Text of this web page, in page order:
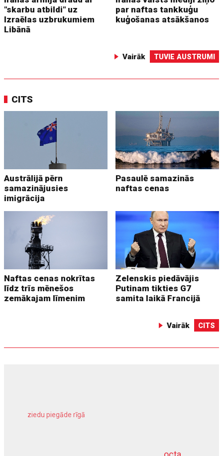
"skarbu atbildi" uz
Izraēlas uzbrukumiem
Libānā
par naftas tankkuģu
kuģošanas atsākšanos
Vairāk TUVIE AUSTRUMI
CITS
Austrālijā pērn
samazinājusies
imigrācija
Pasaulē samazinās
naftas cenas
Naftas cenas nokrītas
līdz trīs mēnešos
zemākajam līmenim
Zelenskis piedāvājis
Putinam tikties G7
samita laikā Francijā
Vairāk CITS
ziedu piegāde rīgā
dziļurbums